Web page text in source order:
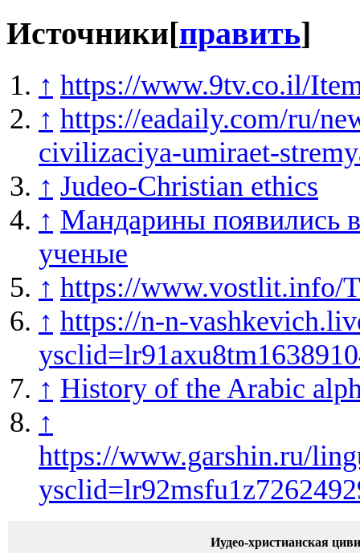
Источники[править]
↑ https://www.9tv.co.il/
↑ https://eadaily.com/ru/
civilizaciya-umiraet-
↑ Judeo-Christian ethics
↑ Мандарины появились
ученые
↑ https://www.vostlit.info/
↑ https://n-n-
↑ History of the Arabic
↑
https://www.garshin.ru/
Иудео-христианская